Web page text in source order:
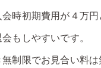
時初期費用が４万
もしやすいです。
制限でお見合い料は